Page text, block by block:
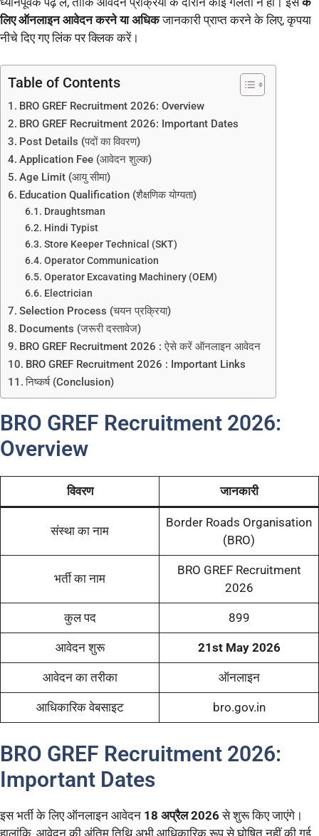
लिए ऑनलाइन आवेदन करने या अधिकजानकारी प्राप्त करने के लिए, कृपया
नीचे दिए गए लिंक पर क्लिक करें।
Table of Contents
BRO GREF Recruitment 2026: Overview
BRO GREF Recruitment 2026: Important Dates
Post Details (पदों का विवरण)
Application Fee (आवेदन शुल्क)
Age Limit (आयु सीमा)
Education Qualification (शैक्षणिक योग्यता)
Draughtsman
Hindi Typist
Store Keeper Technical (SKT)
Operator Communication
Operator Excavating Machinery (OEM)
Electrician
Selection Process (चयन प्रक्रिया)
Documents (जरूरी दस्तावेज)
BRO GREF Recruitment 2026 : ऐसे करें ऑनलाइन आवेदन
BRO GREF Recruitment 2026 : Important Links
निष्कर्ष (Conclusion)
BRO GREF Recruitment 2026:
Overview
विवरण जानकारी
संस्था का नाम
Border Roads Organisation
(BRO)
भर्ती का नाम
BRO GREF Recruitment
2026
कुल पद 899
आवेदन शुरू 21st May 2026
आवेदन का तरीका ऑनलाइन
आधिकारिक वेबसाइट bro.gov.in
BRO GREF Recruitment 2026:
Important Dates
इस भर्ती के लिए ऑनलाइन आवेदन 18 अप्रैल 2026से शुरू किए जाएंगे।
हालांकि, आवेदन की अंतिम तिथि अभी आधिकारिक रूप से घोषित नहीं की गई